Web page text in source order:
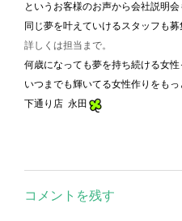
というお客様のお声から会社説明会
同じ夢を叶えていけるスタッフも
詳しくは担当まで。
何歳になっても夢を持ち続ける女
いつまでも輝いてる女性作りをも
下通り店 永田
コメントを残す